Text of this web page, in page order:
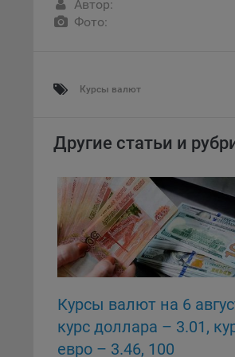
Автор:
Фото:
Курсы валют
Другие статьи и
Курсы валют на 6
курс доллара – 3.01,
евро – 3.46, 100